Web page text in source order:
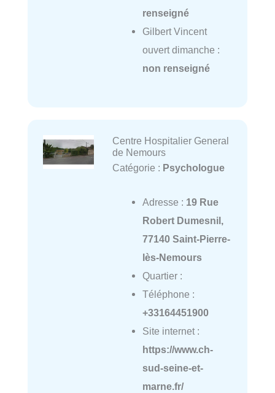
renseigné
Gilbert Vincent
ouvert dimanche :
non renseigné
Centre Hospitalier General
de Nemours
Catégorie : Psychologue
Adresse : 19 Rue
Robert Dumesnil,
77140 Saint-Pierre-
lès-Nemours
Quartier :
Téléphone :
+33164451900
Site internet :
https://www.ch-
sud-seine-et-
marne.fr/